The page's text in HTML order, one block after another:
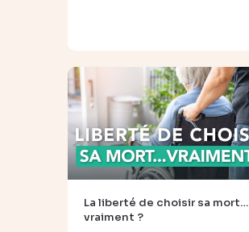
La liberté de choisir sa mort…
vraiment ?